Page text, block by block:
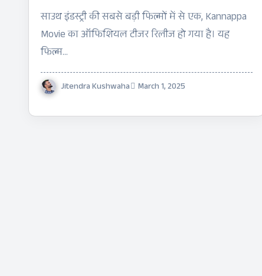
जाने पूरी डिटेल
साउथ इंडस्ट्री की सबसे बड़ी फिल्मों में से एक, Kannappa
Movie का ऑफिशियल टीजर रिलीज हो गया है। यह
फिल्म…
Jitendra Kushwaha March 1, 2025